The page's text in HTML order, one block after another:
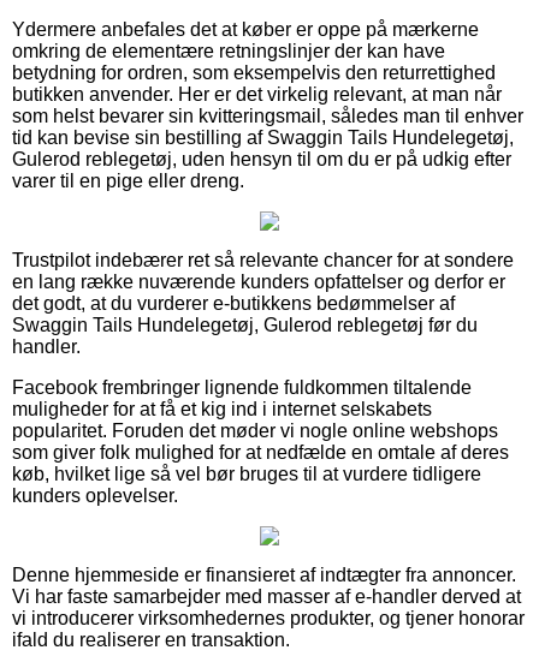
Ydermere anbefales det at køber er oppe på mærkerne
omkring de elementære retningslinjer der kan have
betydning for ordren, som eksempelvis den returrettighed
butikken anvender. Her er det virkelig relevant, at man når
som helst bevarer sin kvitteringsmail, således man til enhver
tid kan bevise sin bestilling af Swaggin Tails Hundelegetøj,
Gulerod reblegetøj, uden hensyn til om du er på udkig efter
varer til en pige eller dreng.
Trustpilot indebærer ret så relevante chancer for at sondere
en lang række nuværende kunders opfattelser og derfor er
det godt, at du vurderer e-butikkens bedømmelser af
Swaggin Tails Hundelegetøj, Gulerod reblegetøj før du
handler.
Facebook frembringer lignende fuldkommen tiltalende
muligheder for at få et kig ind i internet selskabets
popularitet. Foruden det møder vi nogle online webshops
som giver folk mulighed for at nedfælde en omtale af deres
køb, hvilket lige så vel bør bruges til at vurdere tidligere
kunders oplevelser.
Denne hjemmeside er finansieret af indtægter fra annoncer.
Vi har faste samarbejder med masser af e-handler derved at
vi introducerer virksomhedernes produkter, og tjener honorar
ifald du realiserer en transaktion.